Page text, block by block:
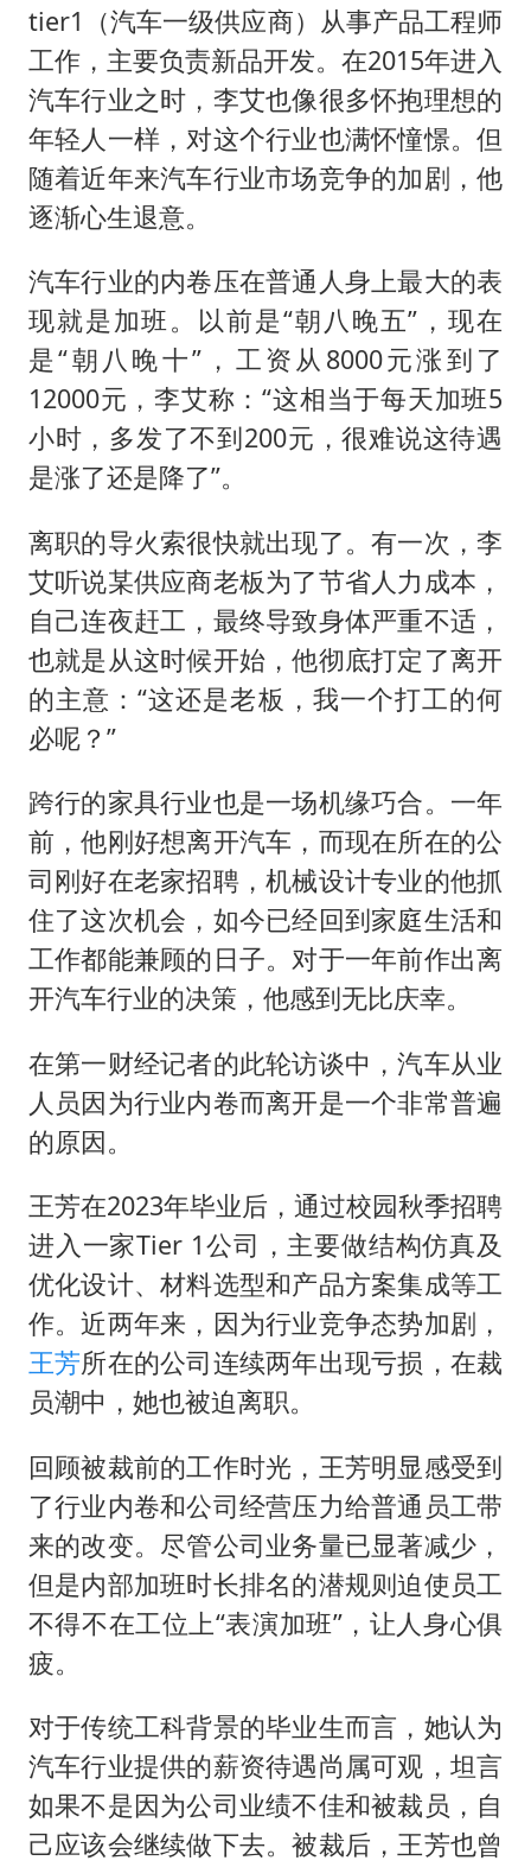
tier1（汽车一级供应商）从事产品工程师
工作，主要负责新品开发。在2015年进入
汽车行业之时，李艾也像很多怀抱理想的
年轻人一样，对这个行业也满怀憧憬。但
随着近年来汽车行业市场竞争的加剧，他
逐渐心生退意。
汽车行业的内卷压在普通人身上最大的表
现就是加班。以前是“朝八晚五”，现在
是“朝八晚十”，工资从8000元涨到了
12000元，李艾称：“这相当于每天加班5
小时，多发了不到200元，很难说这待遇
是涨了还是降了”。
离职的导火索很快就出现了。有一次，李
艾听说某供应商老板为了节省人力成本，
自己连夜赶工，最终导致身体严重不适，
也就是从这时候开始，他彻底打定了离开
的主意：“这还是老板，我一个打工的何
必呢？”
跨行的家具行业也是一场机缘巧合。一年
前，他刚好想离开汽车，而现在所在的公
司刚好在老家招聘，机械设计专业的他抓
住了这次机会，如今已经回到家庭生活和
工作都能兼顾的日子。对于一年前作出离
开汽车行业的决策，他感到无比庆幸。
在第一财经记者的此轮访谈中，汽车从业
人员因为行业内卷而离开是一个非常普遍
的原因。
王芳在2023年毕业后，通过校园秋季招聘
进入一家Tier 1公司，主要做结构仿真及
优化设计、材料选型和产品方案集成等工
作。近两年来，因为行业竞争态势加剧，
王芳所在的公司连续两年出现亏损，在裁
员潮中，她也被迫离职。
回顾被裁前的工作时光，王芳明显感受到
了行业内卷和公司经营压力给普通员工带
来的改变。尽管公司业务量已显著减少，
但是内部加班时长排名的潜规则迫使员工
不得不在工位上“表演加班”，让人身心俱
疲。
对于传统工科背景的毕业生而言，她认为
汽车行业提供的薪资待遇尚属可观，坦言
如果不是因为公司业绩不佳和被裁员，自
己应该会继续做下去。被裁后，王芳也曾